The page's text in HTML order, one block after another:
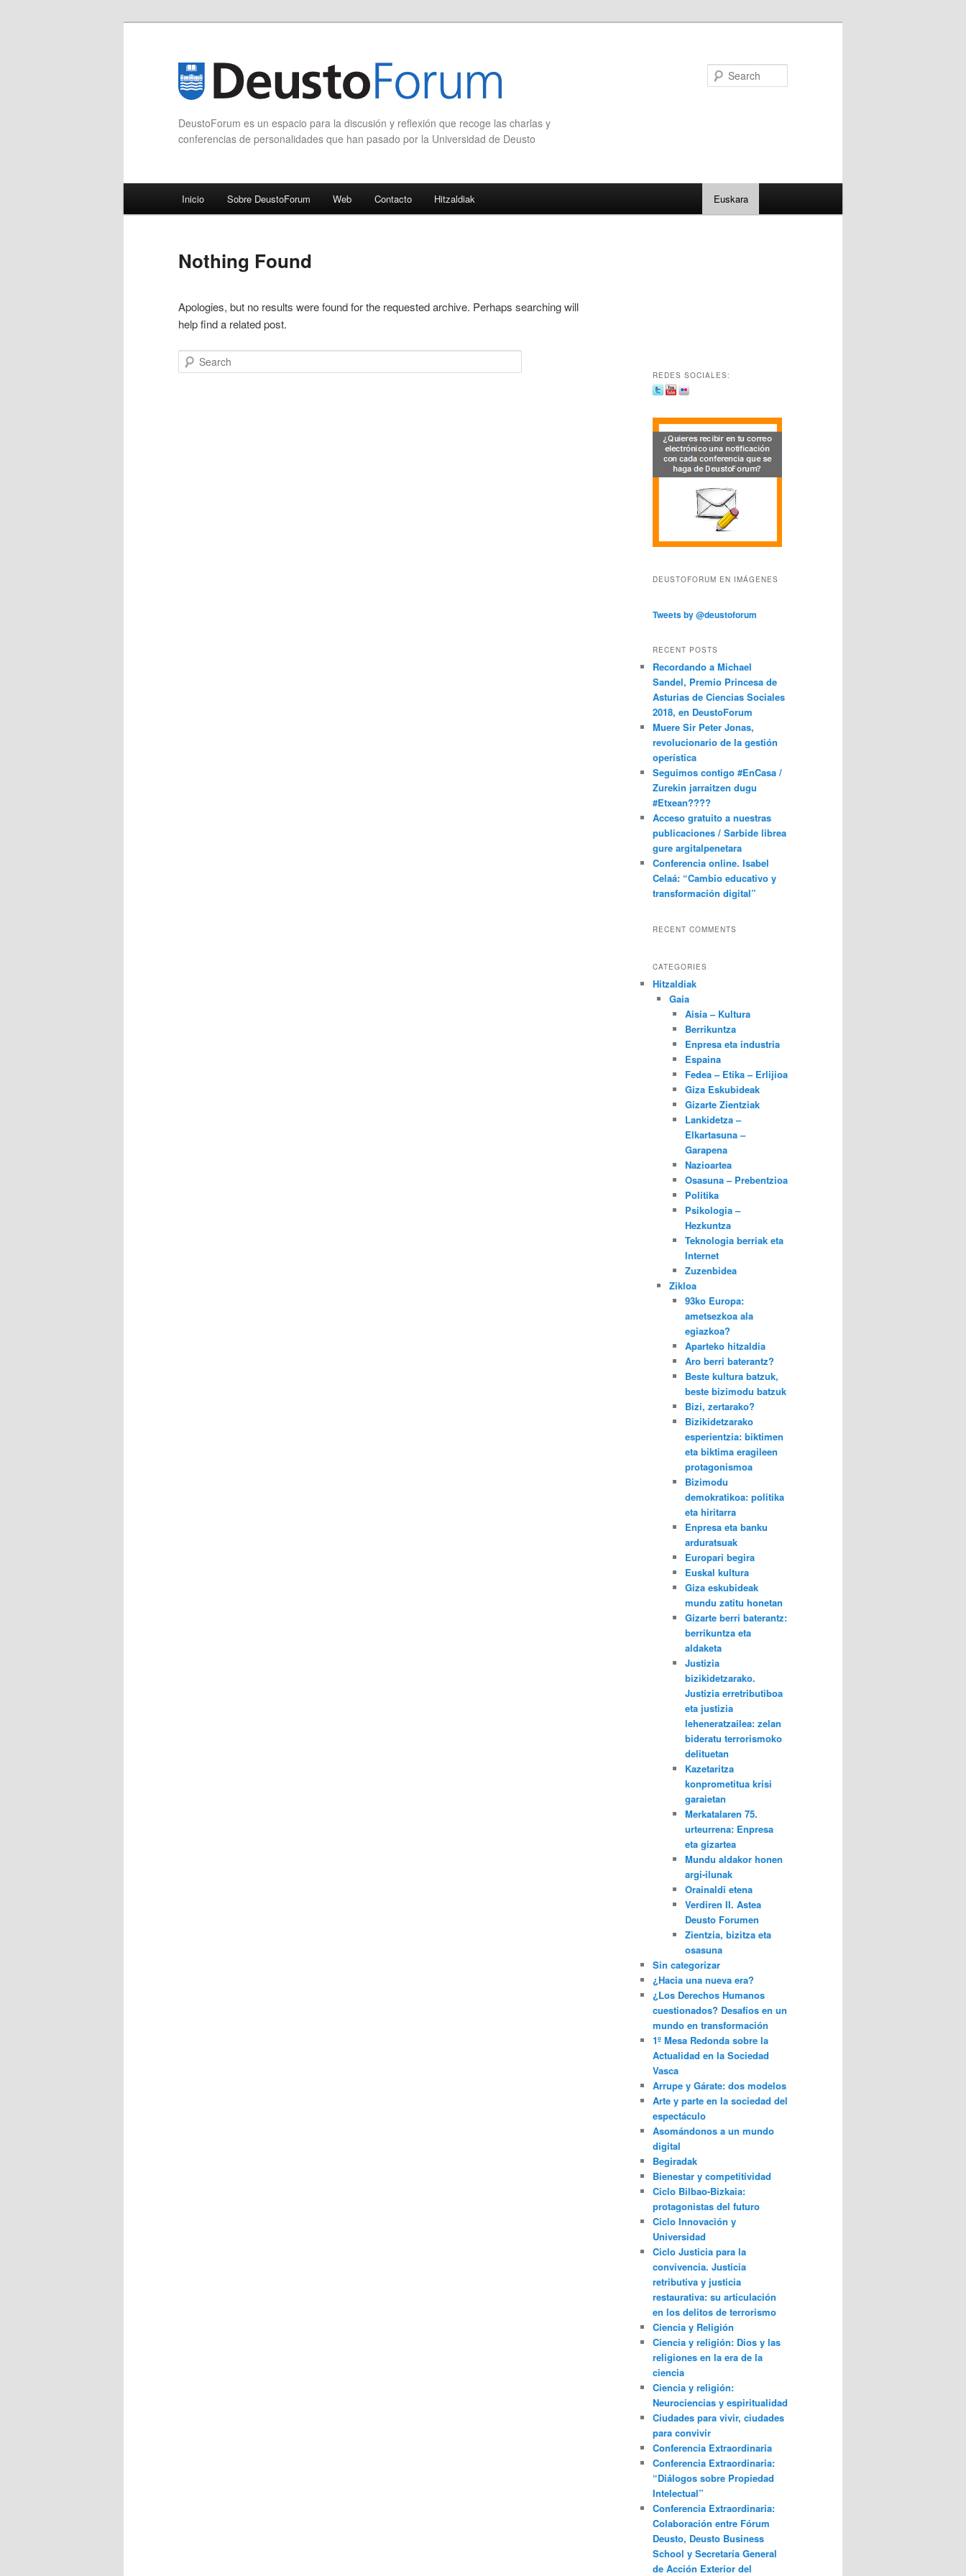
DeustoForum es un espacio para la discusión y reflexión que recoge las charlas y
conferencias de personalidades que han pasado por la Universidad de Deusto
Skip to primary content
Skip to secondary content
Inicio Sobre DeustoForum Web Contacto Hitzaldiak Euskara
Nothing Found
Apologies, but no results were found for the requested archive. Perhaps searching will
help find a related post.
Search
REDES SOCIALES:
DEUSTOFORUM EN IMÁGENES
Tweets by @deustoforum
RECENT POSTS
Recordando a Michael
Sandel, Premio Princesa de
Asturias de Ciencias Sociales
2018, en DeustoForum
Muere Sir Peter Jonas,
revolucionario de la gestión
operística
Seguimos contigo #EnCasa /
Zurekin jarraitzen dugu
#Etxean????
Acceso gratuito a nuestras
publicaciones / Sarbide librea
gure argitalpenetara
Conferencia online. Isabel
Celaá: “Cambio educativo y
transformación digital”
RECENT COMMENTS
CATEGORIES
Hitzaldiak
Gaia
Aisia – Kultura
Berrikuntza
Enpresa eta industria
Espaina
Fedea – Etika – Erlijioa
Giza Eskubideak
Gizarte Zientziak
Lankidetza –
Elkartasuna –
Garapena
Nazioartea
Osasuna – Prebentzioa
Politika
Psikologia –
Hezkuntza
Teknologia berriak eta
Internet
Zuzenbidea
Zikloa
93ko Europa:
ametsezkoa ala
egiazkoa?
Aparteko hitzaldia
Aro berri baterantz?
Beste kultura batzuk,
beste bizimodu batzuk
Bizi, zertarako?
Bizikidetzarako
esperientzia: biktimen
eta biktima eragileen
protagonismoa
Bizimodu
demokratikoa: politika
eta hiritarra
Enpresa eta banku
arduratsuak
Europari begira
Euskal kultura
Giza eskubideak
mundu zatitu honetan
Gizarte berri baterantz:
berrikuntza eta
aldaketa
Justizia
bizikidetzarako.
Justizia erretributiboa
eta justizia
leheneratzailea: zelan
bideratu terrorismoko
delituetan
Kazetaritza
konprometitua krisi
garaietan
Merkatalaren 75.
urteurrena: Enpresa
eta gizartea
Mundu aldakor honen
argi-ilunak
Orainaldi etena
Verdiren II. Astea
Deusto Forumen
Zientzia, bizitza eta
osasuna
Sin categorizar
¿Hacia una nueva era?
¿Los Derechos Humanos
cuestionados? Desafíos en un
mundo en transformación
1º Mesa Redonda sobre la
Actualidad en la Sociedad
Vasca
Arrupe y Gárate: dos modelos
Arte y parte en la sociedad del
espectáculo
Asomándonos a un mundo
digital
Begiradak
Bienestar y competitividad
Ciclo Bilbao-Bizkaia:
protagonistas del futuro
Ciclo Innovación y
Universidad
Ciclo Justicia para la
convivencia. Justicia
retributiva y justicia
restaurativa: su articulación
en los delitos de terrorismo
Ciencia y Religión
Ciencia y religión: Dios y las
religiones en la era de la
ciencia
Ciencia y religión:
Neurociencias y espiritualidad
Ciudades para vivir, ciudades
para convivir
Conferencia Extraordinaria
Conferencia Extraordinaria:
“Diálogos sobre Propiedad
Intelectual”
Conferencia Extraordinaria:
Colaboración entre Fórum
Deusto, Deusto Business
School y Secretaría General
de Acción Exterior del